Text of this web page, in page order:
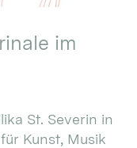
im
St. Severin in
Kunst, Musik